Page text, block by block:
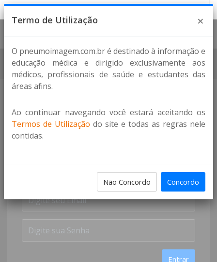
Home PneumoFlix AstraZeneca
Entrar
×
Termo de Utilização
O pneumoimagem.com.br é destinado à informação e
educação médica e dirigido exclusivamente aos
médicos, profissionais de saúde e estudantes das
áreas afins.
Ao continuar navegando você estará aceitando os
Termos de Utilização do site e todas as regras nele
contidas.
Não Concordo Concordo